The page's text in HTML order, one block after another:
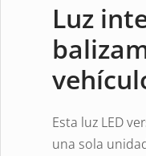
Luz
Esta luz LED
una sola